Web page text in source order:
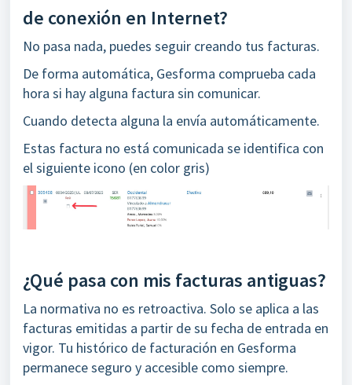
de conexión en Internet?
No pasa nada, puedes seguir creando tus facturas.
De forma automática, Gesforma comprueba cada
hora si hay alguna factura sin comunicar.
Cuando detecta alguna la envía automáticamente.
Estas factura no está comunicada se identifica con
el siguiente icono (en color gris)
¿Qué pasa con mis facturas antiguas?
La normativa no es retroactiva. Solo se aplica a las
facturas emitidas a partir de su fecha de entrada en
vigor. Tu histórico de facturación en Gesforma
permanece seguro y accesible como siempre.